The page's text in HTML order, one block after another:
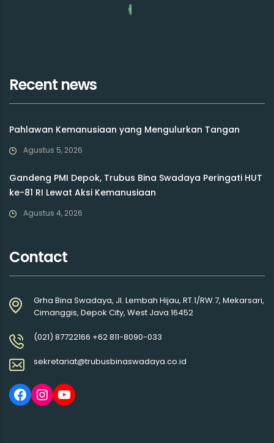
Recent news
Pahlawan Kemanusiaan yang Mengulurkan Tangan
Agustus 5, 2026
Gandeng PMI Depok, Trubus Bina Swadaya Peringati HUT
ke-81 RI Lewat Aksi Kemanusiaan
Agustus 4, 2026
Contact
Grha Bina Swadaya, Jl. Lembah Hijau, RT.1/RW.7, Mekarsari,
Cimanggis, Depok City, West Java 16452
(021) 87722166 +62 811-8090-033
sekretariat@trubusbinaswadaya.co.id